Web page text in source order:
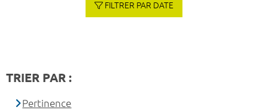
FILTRER PAR DATE
TRIER PAR :
Pertinence